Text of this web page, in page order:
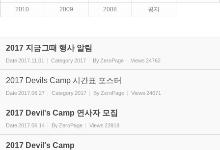
2010 2009 2008 공지
2017 지금그때 행사 알림
Date2017.11.01 Category2017 By ZeroPage Views 24762
2017 Devils Camp 시간표 포스터
Date2017.06.27 Category2017 By ZeroPage Views 24671
2017 Devil's Camp 연사자 모집
Date2017.06.14 By ZeroPage Views 23918
2017 Devil's Camp